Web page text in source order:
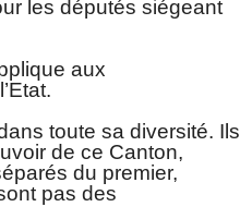
les députés siégeant
aux
toute sa diversité. Ils
de ce Canton,
du premier,
pas des